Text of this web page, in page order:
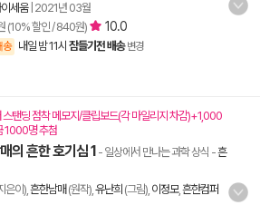
세움| 2021년 03월
(10% 할인 / 840원) 10.0
송 내일 밤 11시 잠들기전 배송 변경
스탠딩 점착 메모지/클립보드(각 마일리지 차감)+1,000
1000명 추첨
의 흔한 호기심 1- 일상에서 만나는 과학 상식 -흔
은이), 흔한남매 (원작), 유난희 (그림), 이정모, 흔한컴퍼